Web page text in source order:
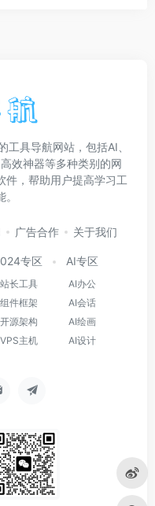
具导航网站，包括AI、
效神器等多种类别的网
件，帮助用户提高学习工
广告合作 关于我们
专区
站长工具
组件框架
开源架构
VPS主机
AI专区
AI办公
AI会话
AI绘画
AI设计